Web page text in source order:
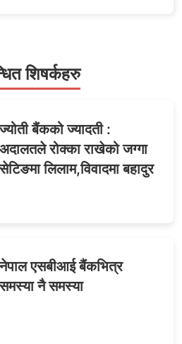
:
गम्भीर
लोकसेवा
शिषर्कहरु
ज्योती बैंकको ज्यादती :
अदालतले रोक्का राखेको जग्गा
सेटिङमा लिलाम,विवादमा बहादुर
नेपाल एसबीआई बैंकभित्र
समस्या नै समस्या